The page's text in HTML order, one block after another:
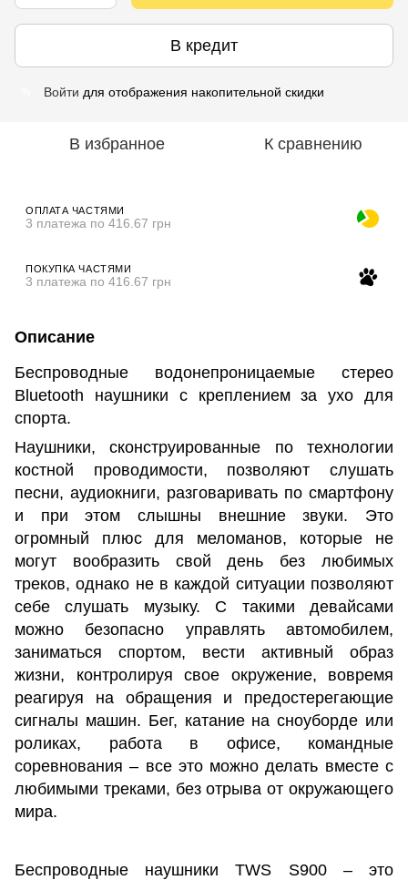
В кредит
Войти для отображения накопительной скидки
В избранное К сравнению
ОПЛАТА ЧАСТЯМИ
3 платежа по 416.67 грн
ПОКУПКА ЧАСТЯМИ
3 платежа по 416.67 грн
Описание
Беспроводные водонепроницаемые стерео
Bluetooth наушники с креплением за ухо для
спорта.
Наушники, сконструированные по технологии
костной проводимости, позволяют слушать
песни, аудиокниги, разговаривать по смартфону
и при этом слышны внешние звуки. Это
огромный плюс для меломанов, которые не
могут вообразить свой день без любимых
треков, однако не в каждой ситуации позволяют
себе слушать музыку. С такими девайсами
можно безопасно управлять автомобилем,
заниматься спортом, вести активный образ
жизни, контролируя свое окружение, вовремя
реагируя на обращения и предостерегающие
сигналы машин. Бег, катание на сноуборде или
роликах, работа в офисе, командные
соревнования – все это можно делать вместе с
любимыми треками, без отрыва от окружающего
мира.
Беспроводные наушники TWS S900 – это